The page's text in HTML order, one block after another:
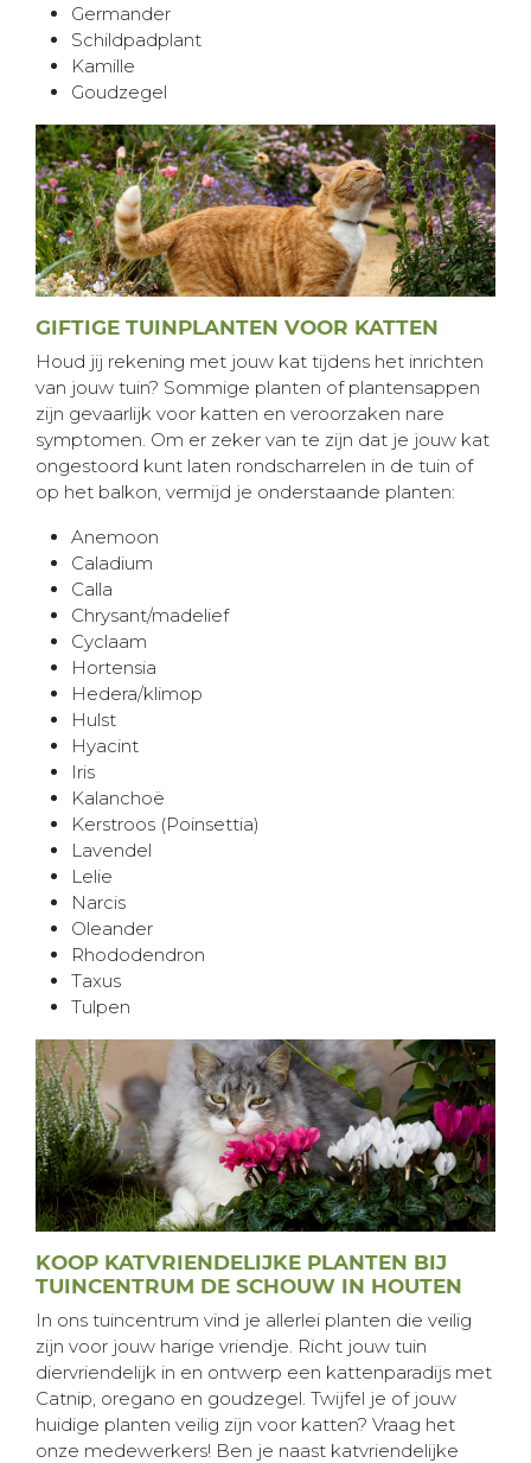
Germander
Schildpadplant
Kamille
Goudzegel
GIFTIGE TUINPLANTEN VOOR KATTEN
Houd jij rekening met jouw kat tijdens het inrichten
van jouw tuin? Sommige planten of plantensappen
zijn gevaarlijk voor katten en veroorzaken nare
symptomen. Om er zeker van te zijn dat je jouw kat
ongestoord kunt laten rondscharrelen in de tuin of
op het balkon, vermijd je onderstaande planten:
Anemoon
Caladium
Calla
Chrysant/madelief
Cyclaam
Hortensia
Hedera/klimop
Hulst
Hyacint
Iris
Kalanchoë
Kerstroos (Poinsettia)
Lavendel
Lelie
Narcis
Oleander
Rhododendron
Taxus
Tulpen
KOOP KATVRIENDELIJKE PLANTEN BIJ
TUINCENTRUM DE SCHOUW IN HOUTEN
In ons tuincentrum vind je allerlei planten die veilig
zijn voor jouw harige vriendje. Richt jouw tuin
diervriendelijk in en ontwerp een kattenparadijs met
Catnip, oregano en goudzegel. Twijfel je of jouw
huidige planten veilig zijn voor katten? Vraag het
onze medewerkers! Ben je naast katvriendelijke